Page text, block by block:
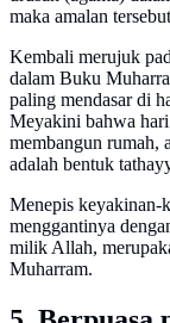
maka amalan
Kembali merujuk
dalam Buku
paling mendasar di
Meyakini bahwa hari
membangun rumah,
adalah bentuk
Menepis keyakinan-
menggantinya
milik Allah,
Muharram.